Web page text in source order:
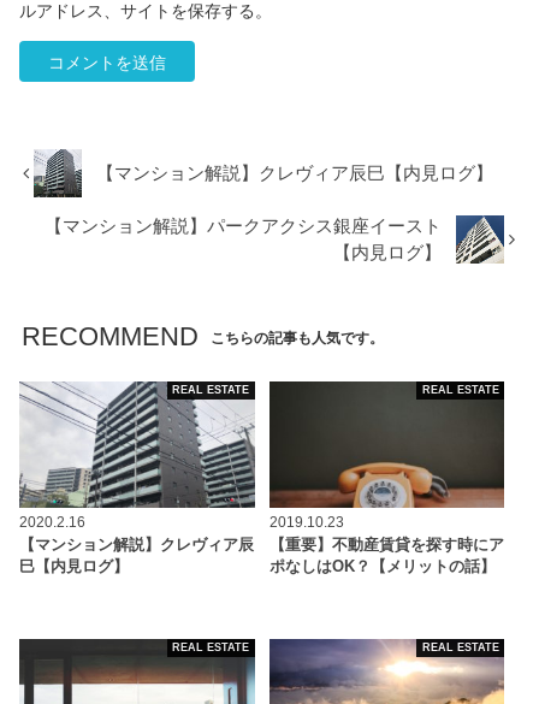
ルアドレス、サイトを保存する。
【マンション解説】クレヴィア辰巳【内見ログ】
【マンション解説】パークアクシス銀座イースト
【内見ログ】
RECOMMEND こちらの記事も人気です。
REAL ESTATE
2020.2.16
【マンション解説】クレヴィア辰
巳【内見ログ】
REAL ESTATE
2019.10.23
【重要】不動産賃貸を探す時にア
ポなしはOK？【メリットの話】
REAL ESTATE REAL ESTATE